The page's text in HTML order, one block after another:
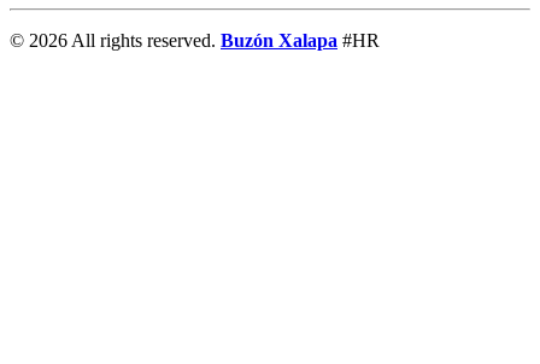
© 2026 All rights reserved. Buzón Xalapa #HR